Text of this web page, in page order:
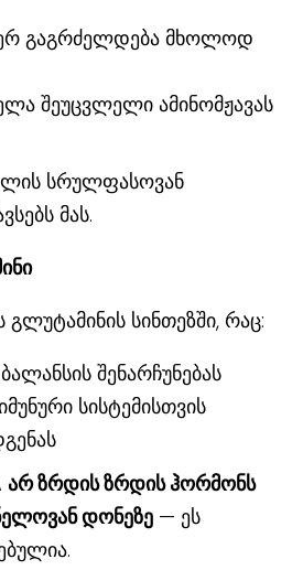
გაგრძელდება მხოლოდ
შეუცვლელი ამინომჟავას
სრულფასოვან
მას.
სინთეზში, რაც:
შენარჩუნებას
სისტემისთვის
არ ზრდის ზრდის ჰორმონს
დონეზე — ეს